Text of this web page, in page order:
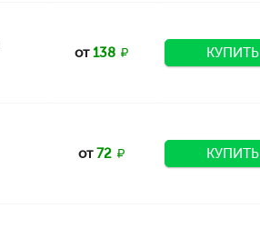
от138 КУПИТЬ
от72 КУПИТЬ